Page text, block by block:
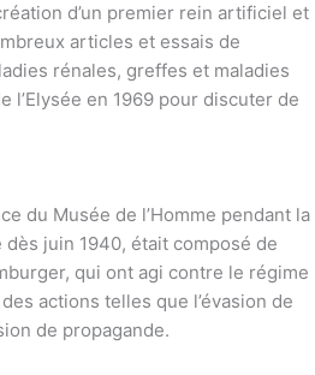
d’un premier rein artificiel et
articles et essais de
rénales, greffes et maladies
l’Elysée en 1969 pour discuter de
du Musée de l’Homme pendant la
dès juin 1940, était composé de
qui ont agi contre le régime
actions telles que l’évasion de
de propagande.